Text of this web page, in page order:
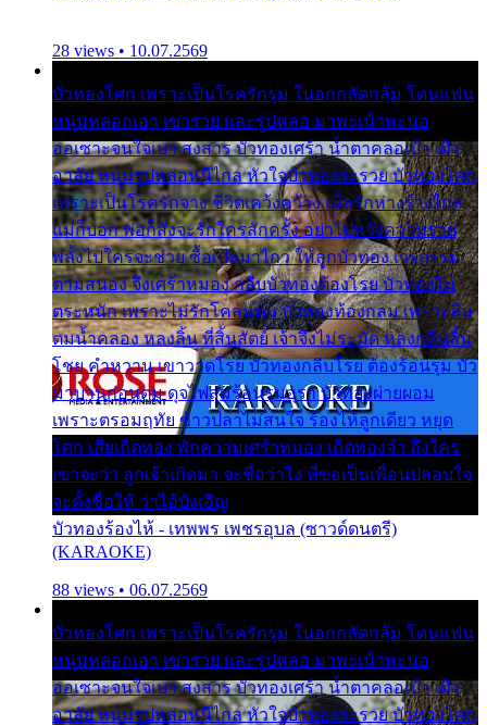
28 views • 10.07.2569
บัวทองโศก เพราะเป็นโรครักรุม ในอกกลัดกลุ้ม โดนแฟน
หนุ่มหลอกเอา เขารวย และรูปหล่อ มาพะเน้าพะนอ
ออเซาะจนใจเบา สงสาร บัวทองเศร้า น้ำตาคลอเบ้า เฝ้า
อาลัย หนุ่มรูปหล่อหนีไกล หัวใจบัวทองระรวย บัวทองโศก
เพราะเป็นโรครักจาง ชีวิตเคว้งคว้าง เมื่อรักห่างร้างไกล
แม่ก็บอก พ่อก็สั่งจะรักใครสักครั้ง อย่าไปหวังความรวย
พลั้งไปใครจะช่วย ซื้อเปลมาไกว ให้ลูกบัวทอง เวรกรรม
ตามสนอง จึงเศร้าหมอง กลีบบัวทองต้องโรย บัวทองไม่
ตระหนัก เพราะไม่รักโคลนตม บัวทองท้องกลม เพราะลืม
ตมน้ำคลอง หลงลิ้น ที่สิ้นสัตย์ เจ้าจึงไม่ระมัด หลงกลิ่นลิ้น
โชย คำหวาน เขาวาดโรย บัวทองกลีบโรย ต้องร้อนรุม บัว
มาบานก่อนตูม ดุจไฟสุมร้อนรุมอุรา บัวทองผ่ายผอม
เพราะตรอมฤทัย ข้าวปลาไม่สนใจ ร้องไห้ลูกเดียว หยุด
โศก เสียเถิดทอง พักความเศร้าหมอง เถิดทองจ๋า ถึงใคร
เขาจะว่า ลูกเจ้าเกิดมา จะชื่อว่าไง พี่ขอเป็นเพื่อนปลอบใจ
จะตั้งชื่อให้ ว่าไอ้บังเอิญ
บัวทองร้องไห้ - เทพพร เพชรอุบล (ซาวด์ดนตรี)
(KARAOKE)
88 views • 06.07.2569
บัวทองโศก เพราะเป็นโรครักรุม ในอกกลัดกลุ้ม โดนแฟน
หนุ่มหลอกเอา เขารวย และรูปหล่อ มาพะเน้าพะนอ
ออเซาะจนใจเบา สงสาร บัวทองเศร้า น้ำตาคลอเบ้า เฝ้า
อาลัย หนุ่มรูปหล่อหนีไกล หัวใจบัวทองระรวย บัวทองโศก